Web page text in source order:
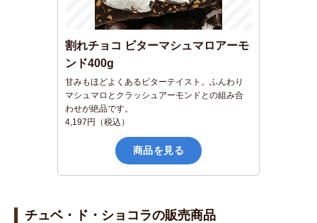
割れチョコ ビターマシュマロアーモ
ンド400g
甘みもほどよくあるビターテイスト。ふんわり
マシュマロとクラッシュアーモンドとの組み合
わせが絶品です。
4,197円（税込）
商品を見る
チュベ・ド・ショコラの販売商品